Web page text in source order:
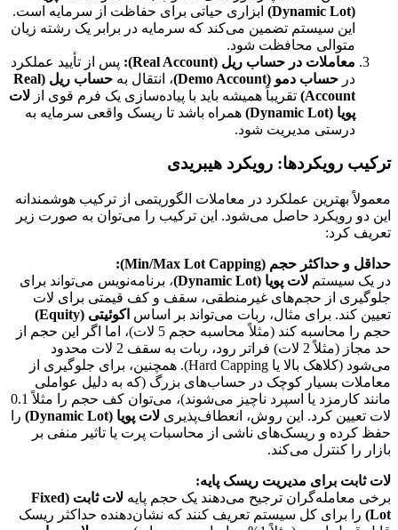
(Dynamic Lot)
ابزاری حیاتی برای حفاظت از سرمایه است.
این سیستم تضمین می‌کند که سرمایه در برابر یک رشته زیان
متوالی محافظت شود.
معاملات در حساب ریل (Real Account):
پس از تأیید عملکرد
در حساب دمو (Demo Account) ، انتقال به
حساب ریل (Real
Account) تقریباً همیشه باید با پیاده‌سازی یک فرم قوی از لات
پویا (Dynamic Lot)
همراه باشد تا ریسک واقعی سرمایه به
درستی مدیریت شود.
ترکیب رویکردها: رویکرد هیبریدی
معمولاً بهترین عملکرد در معاملات الگوریتمی از ترکیب هوشمندانه
این دو رویکرد حاصل می‌شود. این ترکیب را می‌توان به صورت زیر
تعریف کرد:
حداقل و حداکثر حجم (Min/Max Lot Capping):
در یک سیستم لات پویا (Dynamic Lot)
، برنامه‌نویس می‌تواند برای
جلوگیری از حجم‌های غیرمنطقی، سقف و کف قیمتی برای لات
تعیین کند. برای مثال، ربات می‌تواند بر اساس اکوئیتی (Equity)
حجم را محاسبه کند (مثلاً محاسبه حجم 5 لات)، اما اگر این حجم از
حد مجاز (مثلاً 2 لات) فراتر رود، ربات به سقف 2 لات محدود
می‌شود (کلاهک بالا یا Hard Capping). همچنین، برای جلوگیری از
معاملات بسیار کوچک در حساب‌های بزرگ (که به دلیل عواملی
مانند کارمزد یا اسپرد ناچیز می‌شوند)، می‌توان کف حجم را مثلاً 0.1
لات تعیین کرد. این روش، انعطاف‌پذیری لات پویا (Dynamic Lot)
را
حفظ کرده و ریسک‌های ناشی از محاسبات پرت یا تاثیر منفی بر
بازار را کنترل می‌کند.
لات ثابت برای مدیریت ریسک پایه:
برخی معامله‌گران ترجیح می‌دهند یک حجم پایه
لات ثابت (Fixed
Lot) را برای کل سیستم تعریف کنند که نشان‌دهنده حداکثر ریسک